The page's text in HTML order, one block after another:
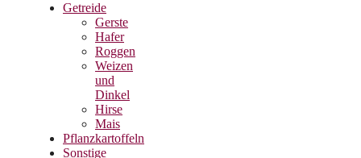
Getreide
Gerste
Hafer
Roggen
Weizen
und
Dinkel
Hirse
Mais
Pflanzkartoffeln
Sonstige